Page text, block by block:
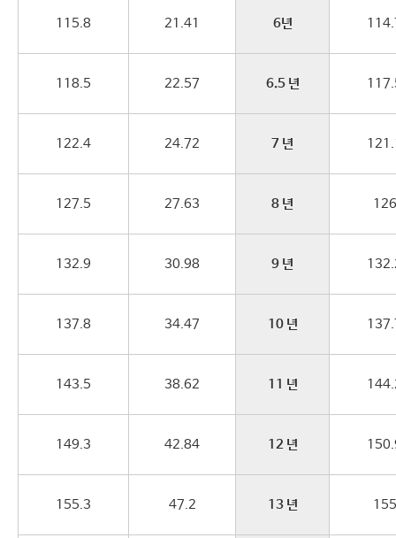
115.8 21.41 6년
118.5 22.57 6.5 년
122.4 24.72 7 년
127.5 27.63 8 년 126
132.9 30.98 9 년
137.8 34.47 10 년
143.5 38.62 11 년
149.3 42.84 12 년
155.3 47.2 13 년 155